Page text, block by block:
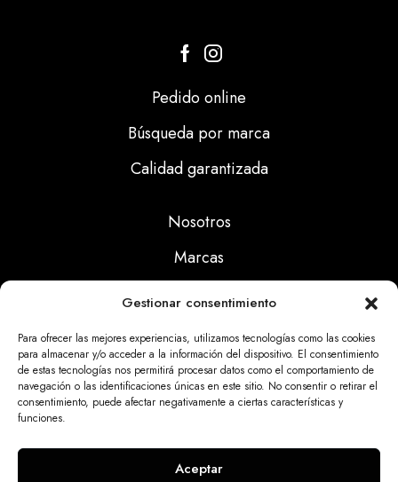
Gestionar consentimiento
Para ofrecer las mejores experiencias, utilizamos tecnologías como las cookies
para almacenar y/o acceder a la información del dispositivo. El consentimiento
de estas tecnologías nos permitirá procesar datos como el comportamiento de
navegación o las identificaciones únicas en este sitio. No consentir o retirar el
consentimiento, puede afectar negativamente a ciertas características y
funciones.
Aceptar
Pedido online
Búsqueda por marca
Calidad garantizada
Nosotros
Marcas
Noticias
Aviso Legal
Politicas Cookies